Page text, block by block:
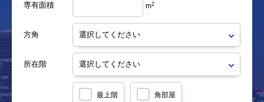
専有面積 m2
方角
所在階
最上階 角部屋